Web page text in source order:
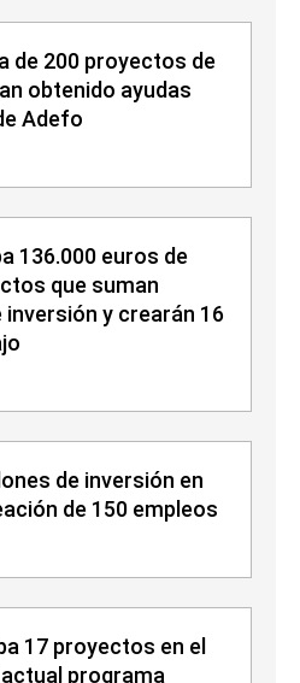
de 200 proyectos de
obtenido ayudas
Adefo
136.000 euros de
que suman
inversión y crearán 16
de inversión en
de 150 empleos
17 proyectos en el
programa